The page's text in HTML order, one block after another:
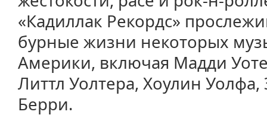
«Кадиллак Рекордс»
бурные жизни некоторых
Америки, включая Мадди
Литтл Уолтера, Хоулин
Берри.